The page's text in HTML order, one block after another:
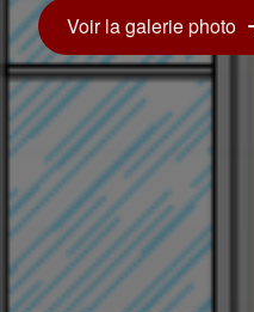
Voir la galerie photo